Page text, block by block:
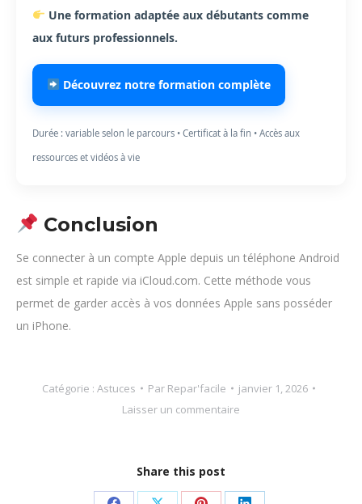
Une formation adaptée aux débutants comme
aux futurs professionnels.
Découvrez notre formation complète
Durée : variable selon le parcours • Certificat à la fin • Accès aux
ressources et vidéos à vie
Conclusion
Se connecter à un compte Apple depuis un téléphone Android
est simple et rapide via iCloud.com. Cette méthode vous
permet de garder accès à vos données Apple sans posséder
un iPhone.
Catégorie : Astuces Par Repar'facile
janvier 1, 2026
Laisser un commentaire
Share this post